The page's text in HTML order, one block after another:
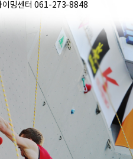
이밍센터 061-273-8848